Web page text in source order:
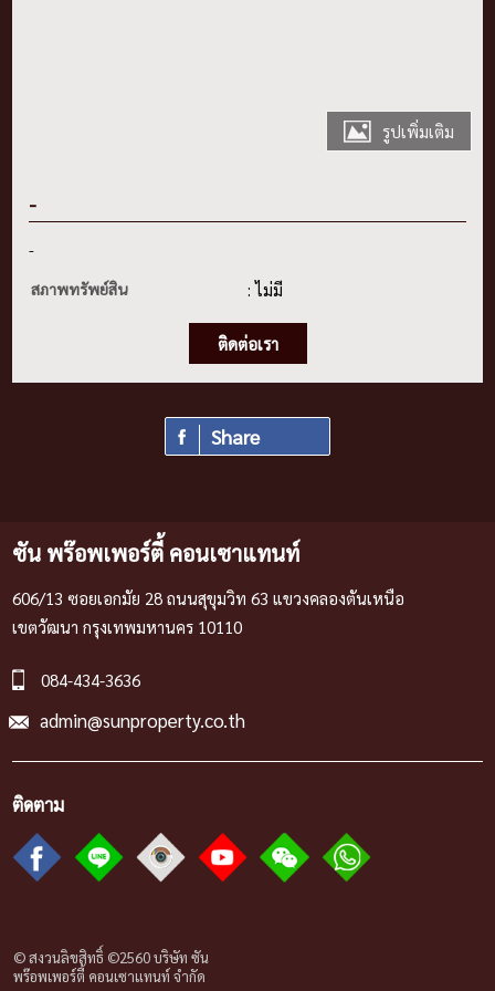
รูปเพิ่มเติม
-
-
สภาพทรัพย์สิน
: ไม่มี
ติดต่อเรา
Share
ซัน พร๊อพเพอร์ตี้ คอนเซาแทนท์
606/13 ซอยเอกมัย 28 ถนนสุขุมวิท 63 แขวงคลองตันเหนือ
เขตวัฒนา กรุงเทพมหานคร 10110
084-434-3636
admin@sunproperty.co.th
ติดตาม
© สงวนลิขสิทธิ์ ©2560 บริษัท ซัน
พร๊อพเพอร์ตี้ คอนเซาแทนท์ จํากัด